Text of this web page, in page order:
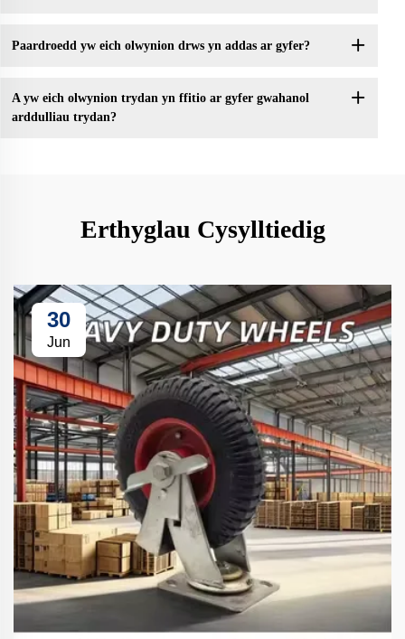
Paardroedd yw eich olwynion drws yn addas ar gyfer?
A yw eich olwynion trydan yn ffitio ar gyfer gwahanol
arddulliau trydan?
Erthyglau Cysylltiedig
30
Jun